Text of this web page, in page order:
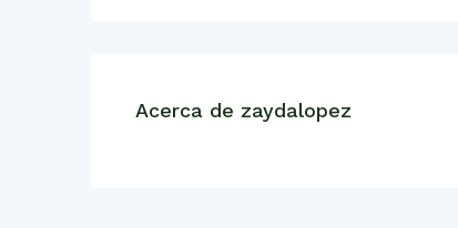
Acerca de zaydalopez